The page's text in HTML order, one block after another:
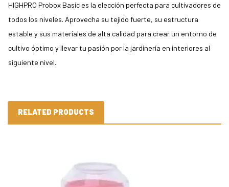
HIGHPRO Probox Basic es la elección perfecta para cultivadores de
todos los niveles. Aprovecha su tejido fuerte, su estructura
estable y sus materiales de alta calidad para crear un entorno de
cultivo óptimo y llevar tu pasión por la jardinería en interiores al
siguiente nivel.
RELATED PRODUCTS